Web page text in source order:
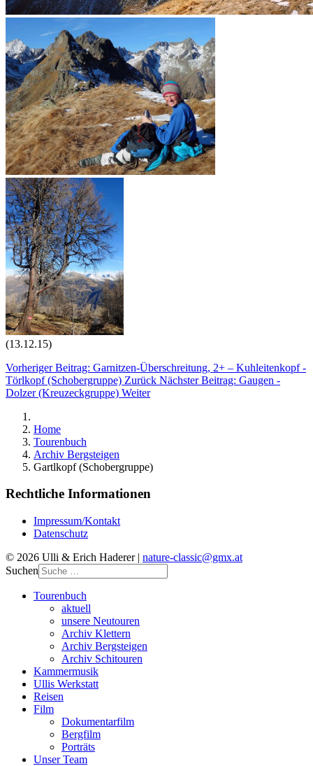
(13.12.15)
Vorheriger Beitrag: Garnitzen-Überschreitung, 2+ – Kuhleitenkopf -
Törlkopf (Schobergruppe) Zurück Nächster Beitrag: Gaugen -
Dolzer (Kreuzeckgruppe) Weiter
Home
Tourenbuch
Archiv Bergsteigen
Gartlkopf (Schobergruppe)
Rechtliche Informationen
Impressum/Kontakt
Datenschutz
© 2026 Ulli & Erich Haderer | nature-classic@gmx.at
Suchen
Tourenbuch
aktuell
unsere Neutouren
Archiv Klettern
Archiv Bergsteigen
Archiv Schitouren
Kammermusik
Ullis Werkstatt
Reisen
Film
Dokumentarfilm
Bergfilm
Porträts
Unser Team